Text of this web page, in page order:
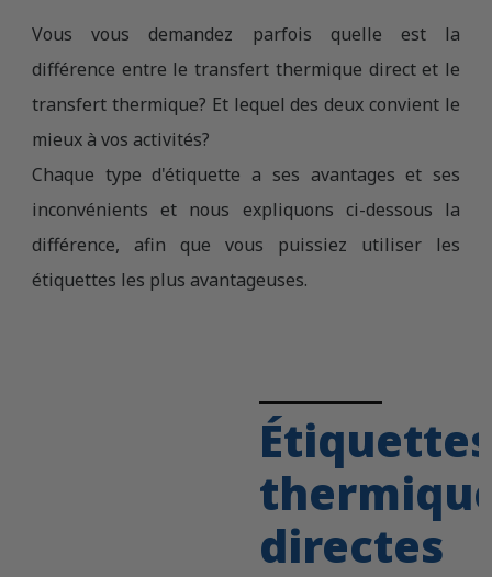
Vous vous demandez parfois quelle est la
différence entre le transfert thermique direct et le
transfert thermique? Et lequel des deux convient le
mieux à vos activités?
Chaque type d'étiquette a ses avantages et ses
inconvénients et nous expliquons ci-dessous la
différence, afin que vous puissiez utiliser les
étiquettes les plus avantageuses.
directes